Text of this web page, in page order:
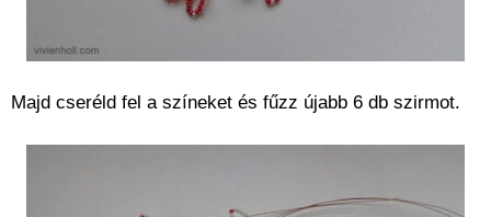
Majd cseréld fel a színeket és fűzz újabb 6 db szirmot.